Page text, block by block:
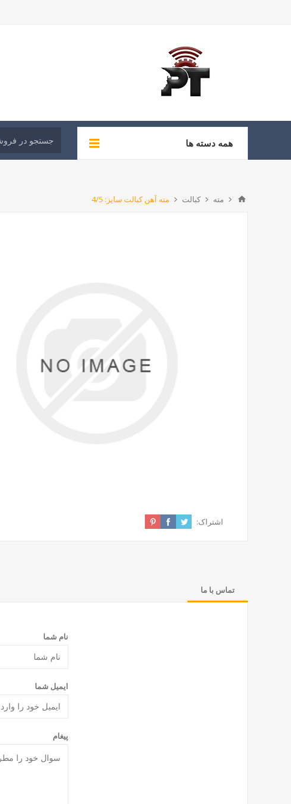
همه دسته ها
مته کبالت مته آهن کبالت سایز: 4/5
اشتراک:
تماس با ما
نام شما
ایمیل شما
پیغام